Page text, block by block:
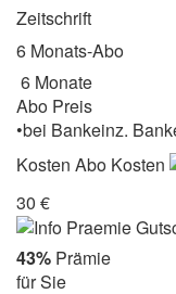
Zeitschrift
6 Monats-Abo
6 Monate
Abo Preis
•bei Bankeinz.
Kosten Abo Kosten
30 €
43% Prämie
für Sie